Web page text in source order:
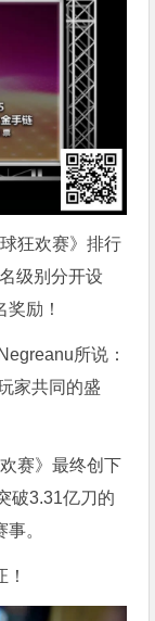
狂欢赛》排行
级别分开设
励！
所说：
家共同的盛
赛》最终创下
破3.31亿刀的
。